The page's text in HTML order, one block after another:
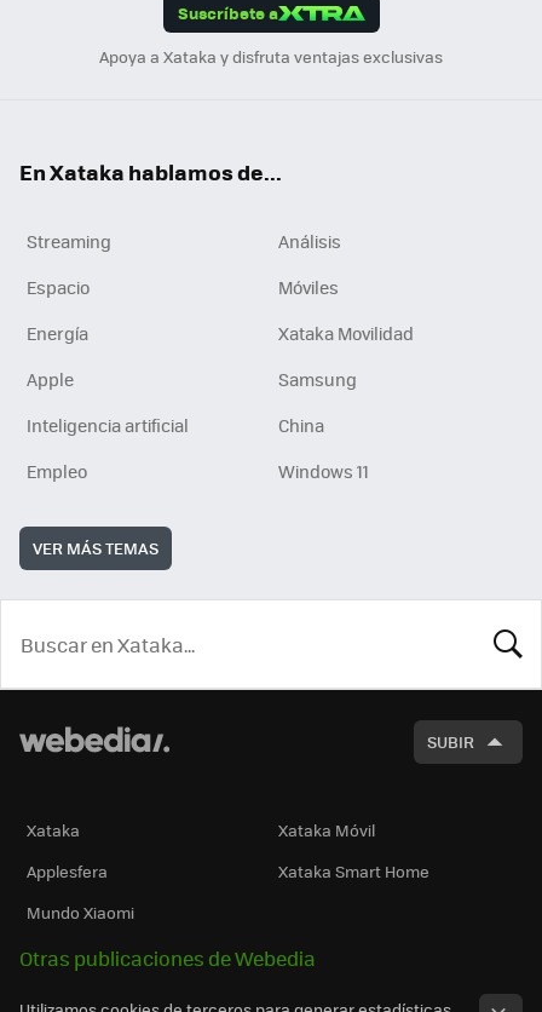
Suscríbete a
Apoya a Xataka y disfruta ventajas exclusivas
En Xataka hablamos de...
Streaming
Análisis
Espacio
Móviles
Energía
Xataka Movilidad
Apple
Samsung
Inteligencia artificial
China
Empleo
Windows 11
VER MÁS TEMAS
SUBIR
Xataka
Xataka Móvil
Applesfera
Xataka Smart Home
Mundo Xiaomi
Otras publicaciones de Webedia